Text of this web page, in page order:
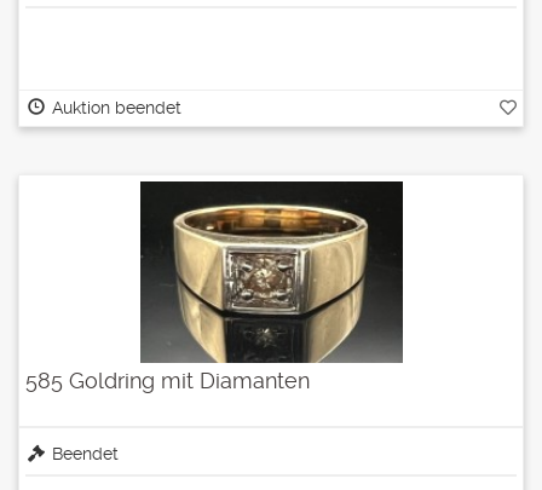
Auktion beendet
585 Goldring mit Diamanten
Beendet